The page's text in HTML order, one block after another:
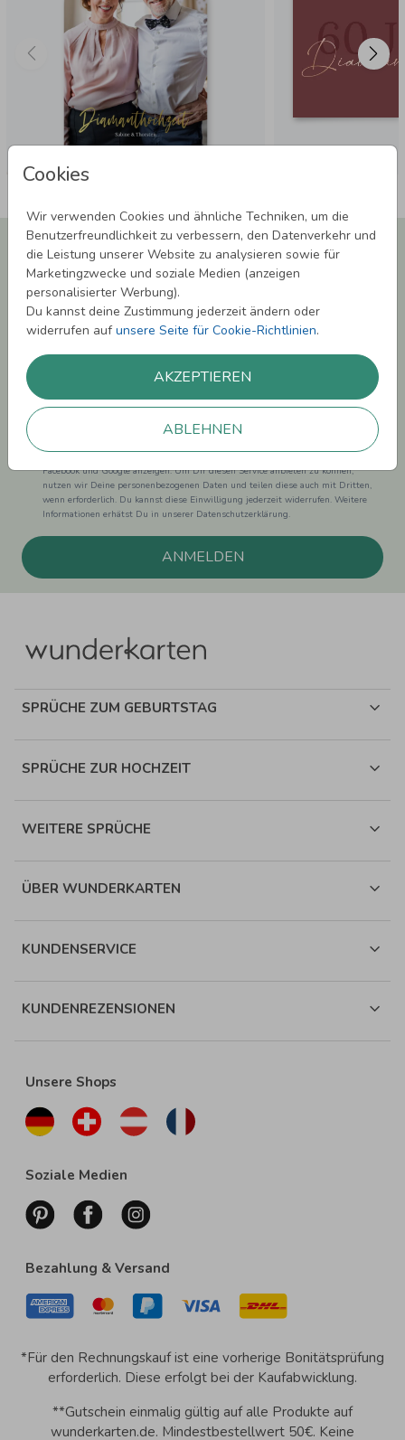
Cookies
Wir verwenden Cookies und ähnliche Techniken, um die
Benutzerfreundlichkeit zu verbessern, den Datenverkehr und
die Leistung unserer Website zu analysieren sowie für
Marketingzwecke und soziale Medien (anzeigen
personalisierter Werbung).
Du kannst deine Zustimmung jederzeit ändern oder
widerrufen aufunsere Seite für Cookie-Richtlinien.
AKZEPTIEREN
ABLEHNEN
Newsletter abonnieren und 5,00 € Rabatt**
sichern!
Melde Dich zu unserem Newsletter an und bleibe auf dem
Laufenden.
Einwilligung zur Datennutzung für Marketingzwecke: Hiermit willigst Du ein,
dass wir Dich mit neuesten Informationen aus unserem Angebot informieren
können. Dies umfasst den Versand unseres Newsletters. Zudem können wir Dir
Produktinformationen zu Deinen Interessen auf anderen Plattformen wie
Facebook und Google anzeigen. Um Dir diesen Service anbieten zu können,
nutzen wir Deine personenbezogenen Daten und teilen diese auch mit Dritten,
wenn erforderlich. Du kannst diese Einwilligung jederzeit widerrufen. Weitere
Informationen erhätst Du in unserer Datenschutzerklärung.
ANMELDEN
SPRÜCHE ZUM GEBURTSTAG
SPRÜCHE ZUR HOCHZEIT
WEITERE SPRÜCHE
ÜBER WUNDERKARTEN
KUNDENSERVICE
KUNDENREZENSIONEN
Unsere Shops
Soziale Medien
Bezahlung & Versand
*Für den Rechnungskauf ist eine vorherige Bonitätsprüfung
erforderlich. Diese erfolgt bei der Kaufabwicklung.
**Gutschein einmalig gültig auf alle Produkte auf
wunderkarten.de. Mindestbestellwert 50€. Keine